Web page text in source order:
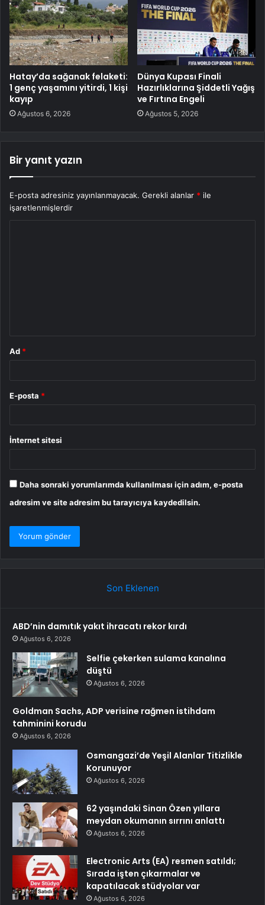
Hatay’da sağanak felaketi:
1 genç yaşamını yitirdi, 1 kişi
kayıp
Ağustos 6, 2026
Dünya Kupası Finali
Hazırlıklarına Şiddetli Yağış
ve Fırtına Engeli
Ağustos 5, 2026
Bir yanıt yazın
E-posta adresiniz yayınlanmayacak. Gerekli alanlar * ile
işaretlenmişlerdir
Ad *
E-posta *
İnternet sitesi
Daha sonraki yorumlarımda kullanılması için adım, e-posta
adresim ve site adresim bu tarayıcıya kaydedilsin.
Son Eklenen
ABD’nin damıtık yakıt ihracatı rekor kırdı
Ağustos 6, 2026
Selfie çekerken sulama kanalına
düştü
Ağustos 6, 2026
Goldman Sachs, ADP verisine rağmen istihdam
tahminini korudu
Ağustos 6, 2026
Osmangazi’de Yeşil Alanlar Titizlikle
Korunuyor
Ağustos 6, 2026
62 yaşındaki Sinan Özen yıllara
meydan okumanın sırrını anlattı
Ağustos 6, 2026
Electronic Arts (EA) resmen satıldı;
Sırada işten çıkarmalar ve
kapatılacak stüdyolar var
Ağustos 6, 2026